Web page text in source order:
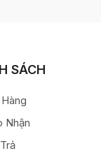
SÁCH
Nhận